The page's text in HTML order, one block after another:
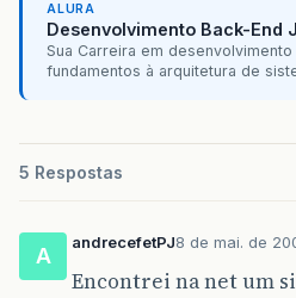
ALURA
Desenvolvimento Back-End
Sua Carreira em
fundamentos à arquitetura de
5 Respostas
A
andrecefetPJ8 de mai. de
Encontrei na net um